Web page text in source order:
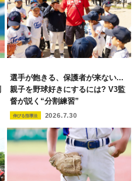
選手が飽きる、保護者が来ない...
親子を野球好きにするには? V3監
督が説く“分割練習”
伸びる指導法 2026.7.30